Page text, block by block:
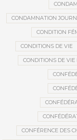
CONDAMNATION
CONDITION
CONDITIONS DE VIE
CONDITIONS DE
CONFÉRENCE DES